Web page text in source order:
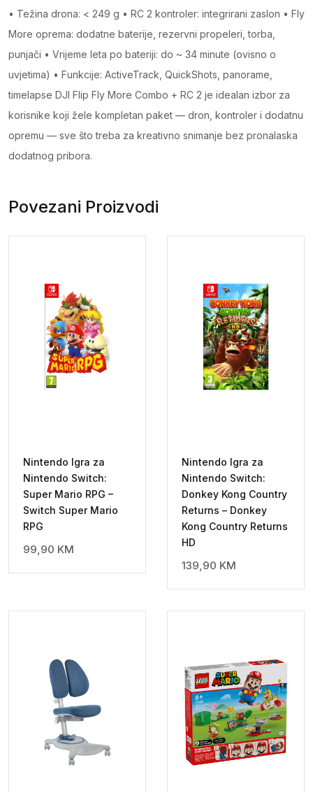
• Težina drona: < 249 g • RC 2 kontroler: integrirani zaslon • Fly
More oprema: dodatne baterije, rezervni propeleri, torba,
punjači • Vrijeme leta po bateriji: do ~ 34 minute (ovisno o
uvjetima) • Funkcije: ActiveTrack, QuickShots, panorame,
timelapse DJI Flip Fly More Combo + RC 2 je idealan izbor za
korisnike koji žele kompletan paket — dron, kontroler i dodatnu
opremu — sve što treba za kreativno snimanje bez pronalaska
dodatnog pribora.
Povezani Proizvodi
Nintendo Igra za
Nintendo Switch:
Super Mario RPG –
Switch Super Mario
RPG
99,90 KM
Nintendo Igra za
Nintendo Switch:
Donkey Kong Country
Returns – Donkey
Kong Country Returns
HD
139,90 KM